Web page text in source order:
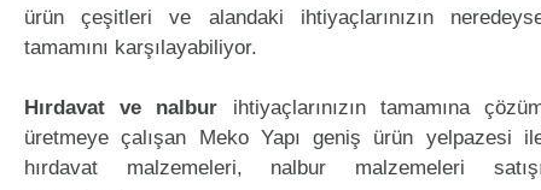
ürün çeşitleri ve alandaki ihtiyaçlarınızın
tamamını karşılayabiliyor.
Hırdavat ve nalbur ihtiyaçlarınızın tamamına
üretmeye çalışan Meko Yapı geniş ürün yelpazesi
hırdavat malzemeleri, nalbur malzemeleri